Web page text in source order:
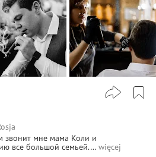
звонит мне мама Коли и
все большой семьей.… więcej